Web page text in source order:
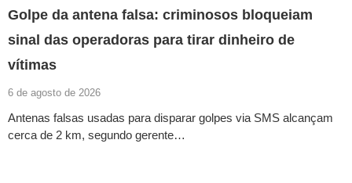
Golpe da antena falsa: criminosos bloqueiam
sinal das operadoras para tirar dinheiro de
vítimas
6 de agosto de 2026
Antenas falsas usadas para disparar golpes via SMS alcançam
cerca de 2 km, segundo gerente…